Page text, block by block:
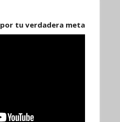
por tu verdadera meta